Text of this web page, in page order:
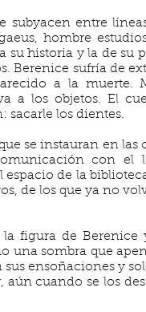
subyacen entre
hombre
su historia y la de su
Berenice sufría de
a la muerte.
a los objetos. El
sacarle los dientes.
se instauran en las
con el
de la
de los que ya no
figura de Berenice
una sombra que
ensoñaciones y
aún cuando se los